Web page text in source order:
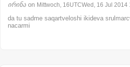
ირინა on Mittwoch, 16UTCWed, 16 Jul
da tu sadme saqartveloshi ikideva
nacarmi